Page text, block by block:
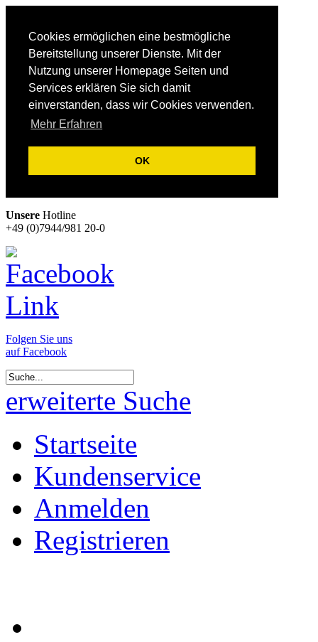
Cookies ermöglichen eine bestmögliche
Bereitstellung unserer Dienste. Mit der
Nutzung unserer Homepage Seiten und
Services erklären Sie sich damit
einverstanden, dass wir Cookies verwenden.
Mehr Erfahren
OK
Unsere Hotline
+49 (0)7944/981 20-0
Folgen Sie uns
auf Facebook
erweiterte Suche
Startseite
Kundenservice
Anmelden
Registrieren